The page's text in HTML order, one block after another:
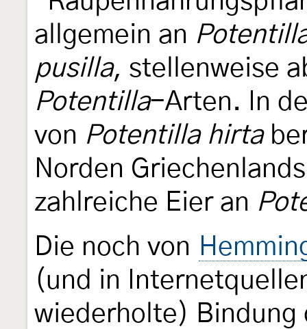
allgemein an
pusilla, stellenweise
Potentilla-Arten. In
von Potentilla hirta
Norden
zahlreiche Eier an
Die noch von
(und in
wiederholte) Bindung